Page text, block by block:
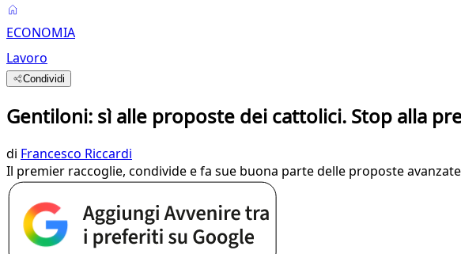
ECONOMIA
Lavoro
Condividi
Gentiloni: sì alle proposte dei cattolici. Stop alla
di Francesco Riccardi
Il premier raccoglie, condivide e fa sue buona parte delle proposte